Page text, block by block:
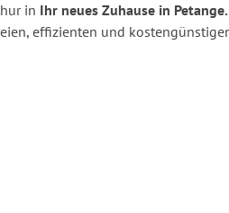
in Ihr neues Zuhause in Petange.
effizienten und